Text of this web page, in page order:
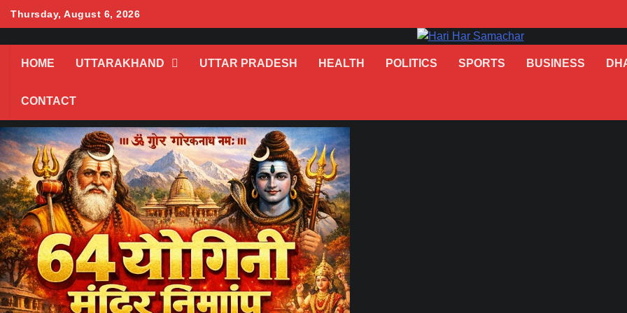
Thursday, August 6, 2026
HOME UTTARAKHAND UTTAR PRADESH HEALTH POLITICS SPORTS BUSINESS
CONTACT